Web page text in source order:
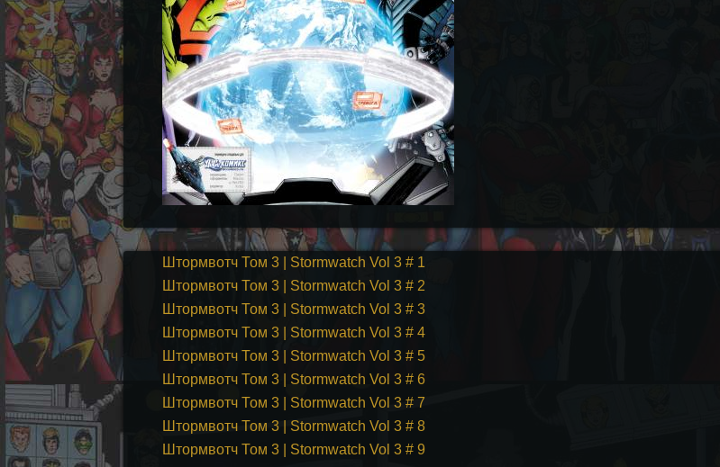
Штормвотч Том 3 | Stormwatch Vol 3 # 1
Штормвотч Том 3 | Stormwatch Vol 3 # 2
Штормвотч Том 3 | Stormwatch Vol 3 # 3
Штормвотч Том 3 | Stormwatch Vol 3 # 4
Штормвотч Том 3 | Stormwatch Vol 3 # 5
Штормвотч Том 3 | Stormwatch Vol 3 # 6
Штормвотч Том 3 | Stormwatch Vol 3 # 7
Штормвотч Том 3 | Stormwatch Vol 3 # 8
Штормвотч Том 3 | Stormwatch Vol 3 # 9